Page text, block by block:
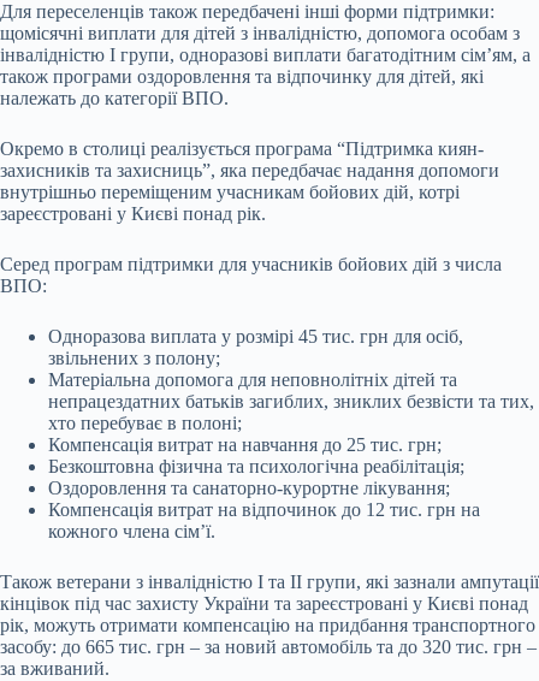
Для переселенців також передбачені інші форми підтримки:
щомісячні виплати для дітей з інвалідністю, допомога особам з
інвалідністю І групи, одноразові виплати багатодітним сім’ям, а
також програми оздоровлення та відпочинку для дітей, які
належать до категорії ВПО.
Окремо в столиці реалізується програма “Підтримка киян-
захисників та захисниць”, яка передбачає надання допомоги
внутрішньо переміщеним учасникам бойових дій, котрі
зареєстровані у Києві понад рік.
Серед програм підтримки для учасників бойових дій з числа
ВПО:
Одноразова виплата у розмірі 45 тис. грн для осіб,
звільнених з полону;
Матеріальна допомога для неповнолітніх дітей та
непрацездатних батьків загиблих, зниклих безвісти та тих,
хто перебуває в полоні;
Компенсація витрат на навчання до 25 тис. грн;
Безкоштовна фізична та психологічна реабілітація;
Оздоровлення та санаторно-курортне лікування;
Компенсація витрат на відпочинок до 12 тис. грн на
кожного члена сім’ї.
Також ветерани з інвалідністю I та II групи, які зазнали ампутації
кінцівок під час захисту України та зареєстровані у Києві понад
рік, можуть отримати компенсацію на придбання транспортного
засобу: до 665 тис. грн – за новий автомобіль та до 320 тис. грн –
за вживаний.